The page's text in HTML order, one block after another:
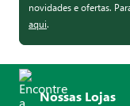
novidades e ofertas.
aqui.
Nossas Lojas